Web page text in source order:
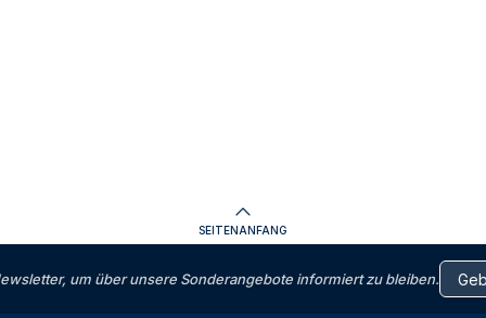
SEITENANFANG
um über unsere Sonderangebote informiert zu bleiben.